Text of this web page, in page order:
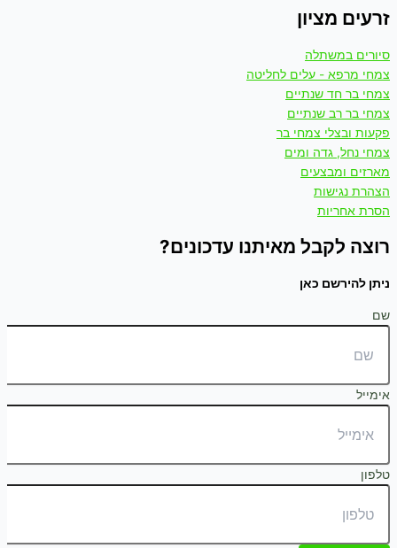
זרעים מציון
סיורים במשתלה
צמחי מרפא - עלים לחליטה
צמחי בר חד שנתיים
צמחי בר רב שנתיים
פקעות ובצלי צמחי בר
צמחי נחל, גדה ומים
מארזים ומבצעים
הצהרת נגישות
הסרת אחריות
רוצה לקבל מאיתנו עדכונים?
ניתן להירשם כאן
שם
אימייל
טלפון